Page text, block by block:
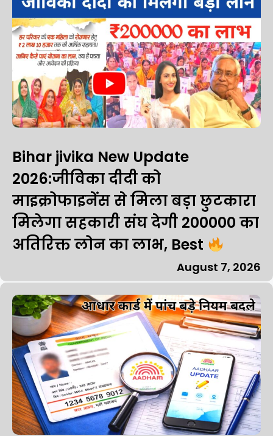
Bihar jivika New Update
2026:जीविका दीदी को
माइक्रोफाइनेंस से मिला बड़ा छुटकारा
मिलेगा सहकारी संघ देगी ₹200000 का
अतिरिक्त लोन का लाभ, Best
August 7, 2026